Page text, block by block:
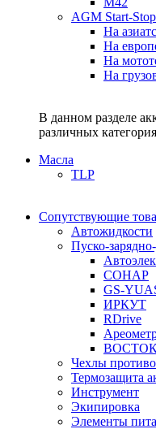
AGM Start-Stop
На
На
На
На
В данном разделе
различных
Масла
TLP
Сопутствующие
Автожидкости
Пуско-
СОНАР
GS-
ИРКУТ
RDrive
Чехлы
Термозащита
Инструмент
Экипировка
Элементы